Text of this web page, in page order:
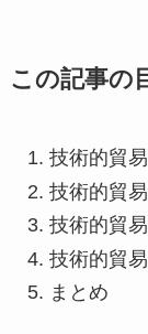
この記事の
技術的貿
技術的貿
技術的貿
技術的貿
まとめ